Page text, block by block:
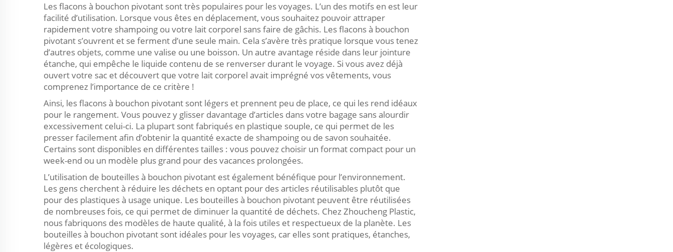
Les flacons à bouchon pivotant sont très populaires pour les voyages. L’un des motifs en est leur
facilité d’utilisation. Lorsque vous êtes en déplacement, vous souhaitez pouvoir attraper
rapidement votre shampoing ou votre lait corporel sans faire de gâchis. Les flacons à bouchon
pivotant s’ouvrent et se ferment d’une seule main. Cela s’avère très pratique lorsque vous tenez
d’autres objets, comme une valise ou une boisson. Un autre avantage réside dans leur jointure
étanche, qui empêche le liquide contenu de se renverser durant le voyage. Si vous avez déjà
ouvert votre sac et découvert que votre lait corporel avait imprégné vos vêtements, vous
comprenez l’importance de ce critère !
Ainsi, les flacons à bouchon pivotant sont légers et prennent peu de place, ce qui les rend idéaux
pour le rangement. Vous pouvez y glisser davantage d’articles dans votre bagage sans alourdir
excessivement celui-ci. La plupart sont fabriqués en plastique souple, ce qui permet de les
presser facilement afin d’obtenir la quantité exacte de shampoing ou de savon souhaitée.
Certains sont disponibles en différentes tailles : vous pouvez choisir un format compact pour un
week-end ou un modèle plus grand pour des vacances prolongées.
L’utilisation de bouteilles à bouchon pivotant est également bénéfique pour l’environnement.
Les gens cherchent à réduire les déchets en optant pour des articles réutilisables plutôt que
pour des plastiques à usage unique. Les bouteilles à bouchon pivotant peuvent être réutilisées
de nombreuses fois, ce qui permet de diminuer la quantité de déchets. Chez Zhoucheng Plastic,
nous fabriquons des modèles de haute qualité, à la fois utiles et respectueux de la planète. Les
bouteilles à bouchon pivotant sont idéales pour les voyages, car elles sont pratiques, étanches,
légères et écologiques.